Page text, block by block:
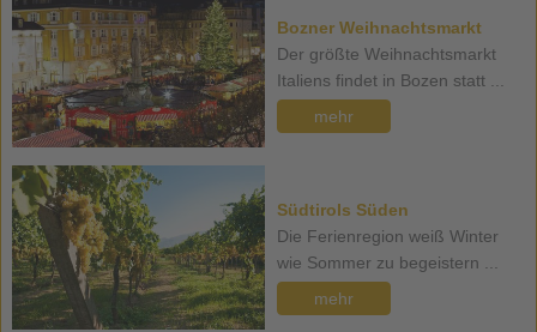
Bozner Weihnachtsmarkt
Der größte Weihnachtsmarkt
Italiens findet in Bozen statt ...
mehr
Südtirols Süden
Die Ferienregion weiß Winter
wie Sommer zu begeistern ...
mehr